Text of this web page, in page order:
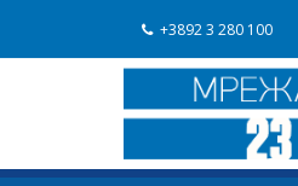
+3892 3 280 100